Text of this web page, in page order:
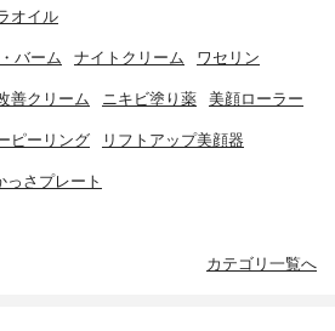
オイル
バーム ナイトクリーム ワセリン
善クリーム ニキビ塗り薬 美顔ローラー
ピーリング リフトアップ美顔器
っさプレート
カテゴリ一覧へ